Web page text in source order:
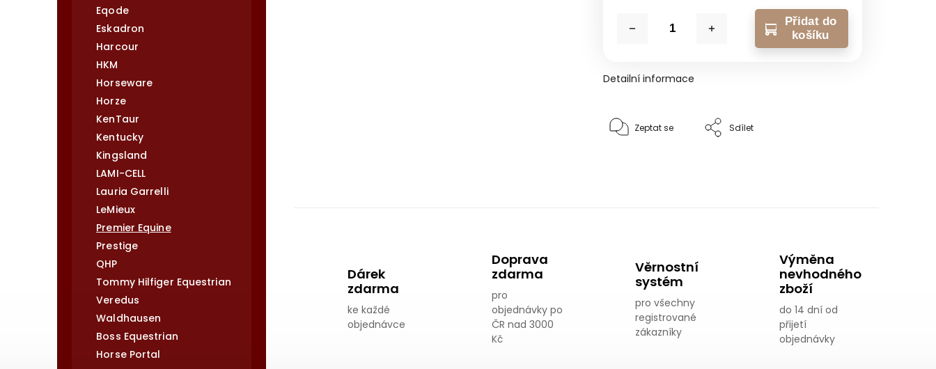
Eqode
Eskadron
Harcour
HKM
Horseware
Horze
KenTaur
Kentucky
Kingsland
LAMI-CELL
Lauria Garrelli
LeMieux
Premier Equine
Prestige
QHP
Tommy Hilfiger Equestrian
Veredus
Waldhausen
Boss Equestrian
Horse Portal
Přidat do
košíku
Detailní informace
Zeptat se Sdílet
Dárek
zdarma
ke každé
objednávce
Doprava
zdarma
pro
objednávky po
ČR nad 3000
Kč
Věrnostní
systém
pro všechny
registrované
zákazníky
Výměna
nevhodného
zboží
do 14 dní od
přijetí
objednávky